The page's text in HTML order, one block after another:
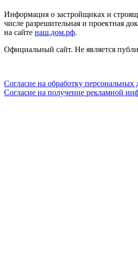
Информация о застройщиках и
числе разрешительная и проектная
на сайте наш.дом.рф.
Официальный сайт. Не является
Согласие на обработку персональных
Согласие на получение рекламной